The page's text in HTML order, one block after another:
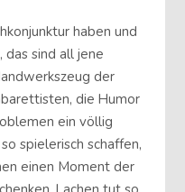
haben und
sind all jene
der
die Humor
ein völlig
spielerisch schaffen,
einen Moment der